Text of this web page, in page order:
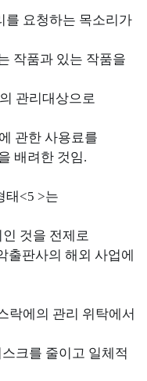
를 요청하는 목소리가
작품과 있는 작품을
관리대상으로
관한 사용료를
배려한 것임.
태<5 >는
것을 전제로
출판사의 해외 사업에
락에의 관리 위탁에서
크를 줄이고 일체적